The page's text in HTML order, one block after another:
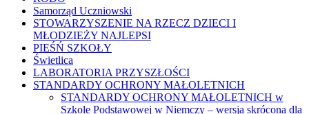
Samorząd Uczniowski
STOWARZYSZENIE NA RZECZ DZIECI I
MŁODZIEŻY NAJLEPSI
PIEŚŃ SZKOŁY
Świetlica
LABORATORIA PRZYSZŁOŚCI
STANDARDY OCHRONY MAŁOLETNICH
STANDARDY OCHRONY MAŁOLETNICH w
Szkole Podstawowej w Niemczy – wersja skrócona dla